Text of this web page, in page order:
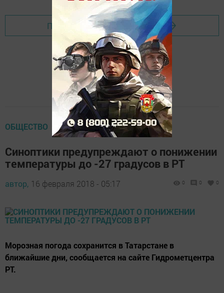
Перейти на страницу новости
ОБЩЕСТВО
Синоптики предупреждают о понижении
температуры до -27 градусов в РТ
автор, 16 февраля 2018 - 05:17 0 0 0
Морозная погода сохранится в Татарстане в
ближайшие дни, сообщается на сайте Гидрометцентра
РТ.